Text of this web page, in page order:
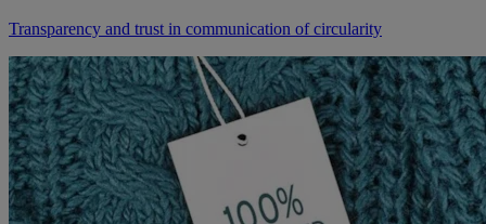
Transparency and trust in communication of circularity